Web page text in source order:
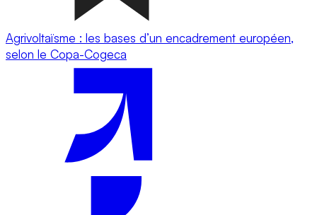
Agrivoltaïsme : les bases d’un encadrement européen,
selon le Copa-Cogeca